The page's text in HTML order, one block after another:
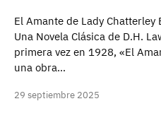
El Amante de Lady Chatterley
Una Novela Clásica de D.H.
primera vez en 1928, «El
una obra…
29 septiembre 2025